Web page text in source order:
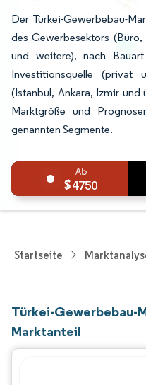
Der Türkei-Gewerbebau-
des Gewerbesektors
und weitere), nach
Investitionsquelle
(Istanbul, Ankara, Izmir
Marktgröße und
genannten Segmente.
4750
Startseite
Türkei-Gewerbebau-
Marktanteil